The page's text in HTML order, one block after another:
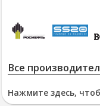
Все
Нажмите здесь,